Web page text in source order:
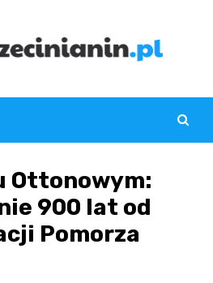
Ottonowym:
900 lat od
Pomorza